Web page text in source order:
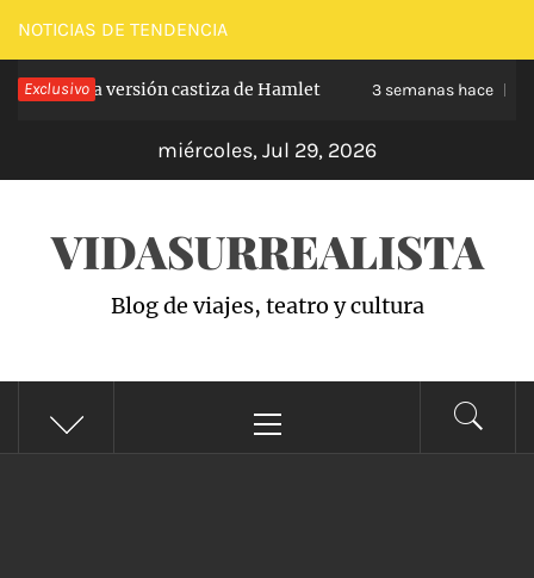
Saltar
al
contenido
NOTICIAS DE TENDENCIA
Exclusivo
la versión castiza de Hamlet 3 semanas hace
miércoles, Jul 29, 2026
VIDASURREALISTA
Blog de viajes, teatro y cultura
principal